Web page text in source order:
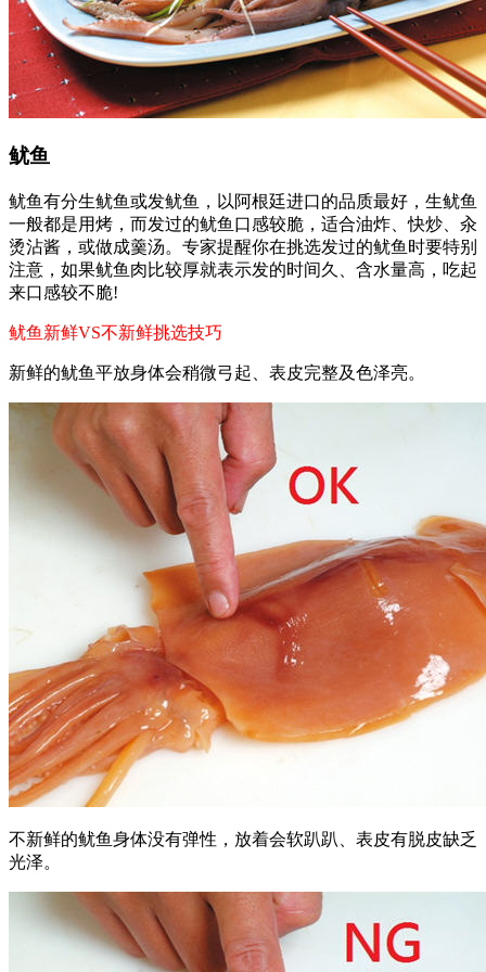
鱿鱼
鱿鱼有分生鱿鱼或发鱿鱼，以阿根廷进口的品质最好，生鱿鱼
一般都是用烤，而发过的鱿鱼口感较脆，适合油炸、快炒、汆
烫沾酱，或做成羹汤。专家提醒你在挑选发过的鱿鱼时要特别
注意，如果鱿鱼肉比较厚就表示发的时间久、含水量高，吃起
来口感较不脆!
鱿鱼新鲜VS不新鲜挑选技巧
新鲜的鱿鱼平放身体会稍微弓起、表皮完整及色泽亮。
不新鲜的鱿鱼身体没有弹性，放着会软趴趴、表皮有脱皮缺乏
光泽。